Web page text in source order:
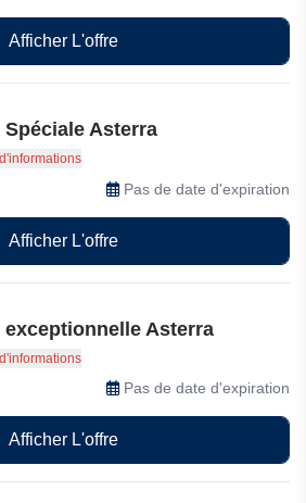
Afficher L'offre
Spéciale Asterra
sortie anticipée Maintenez vos
grâce à la possibilité de demander un
anticipé partiel ou total, offrant
flexibilité sans blocage de capital à
Plus d'informations
Pas de date d'expiration
Afficher L'offre
exceptionnelle Asterra
premier pas vers un développement
Plus d'informations
Pas de date d'expiration
Afficher L'offre